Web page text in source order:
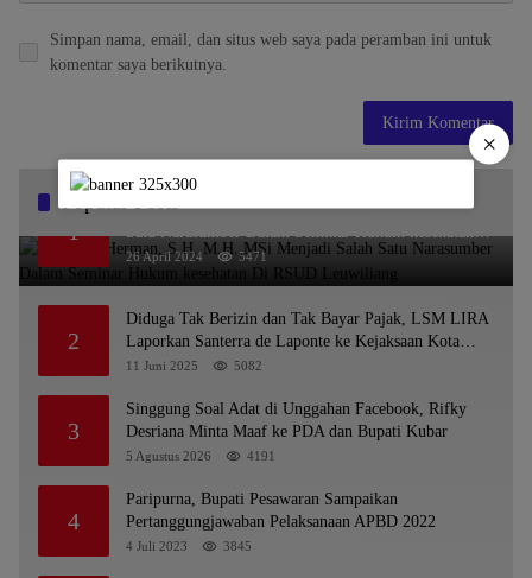
Simpan nama, email, dan situs web saya pada peramban ini untuk
komentar saya berikutnya.
Popular Posts
1
Dr. KMS Herman, S.H.,M.H.,MSi Menjadi Salah
Satu Narasumber Dalam Seminar Hukum kesehatan
Di RSUD Leuwiliang
26 April 2024 5471
2
Diduga Tak Berizin dan Tak Bayar Pajak, LSM LIRA
Laporkan Santerra de Laponte ke Kejaksaan Kota
Batu
11 Juni 2025 5082
3
Singgung Soal Adat di Unggahan Facebook, Rifky
Desriana Minta Maaf ke PDA dan Bupati Kubar
5 Agustus 2026 4191
4
Paripurna, Bupati Pesawaran Sampaikan
Pertanggungjawaban Pelaksanaan APBD 2022
4 Juli 2023 3845
×